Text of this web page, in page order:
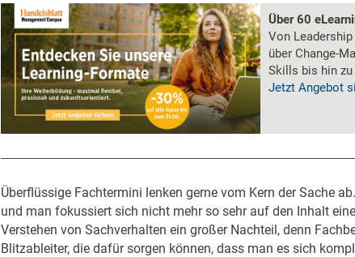
Über 60
Von
über Change-
Skills bis hin
Jetzt Angebot
Überflüssige Fachtermini lenken gerne vom Kern der Sache
und man fokussiert sich nicht mehr so sehr auf den Inhalt
Verstehen von Sachverhalten ein großer Nachteil, denn
Blitzableiter, die dafür sorgen können, dass man es sich